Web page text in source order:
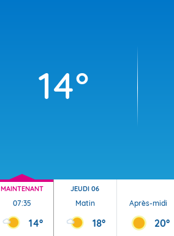
14°
MAINTENANT
07:35
14°
JEUDI 06
Matin
18°
Après-midi
20°